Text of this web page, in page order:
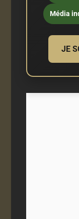
Média
JE